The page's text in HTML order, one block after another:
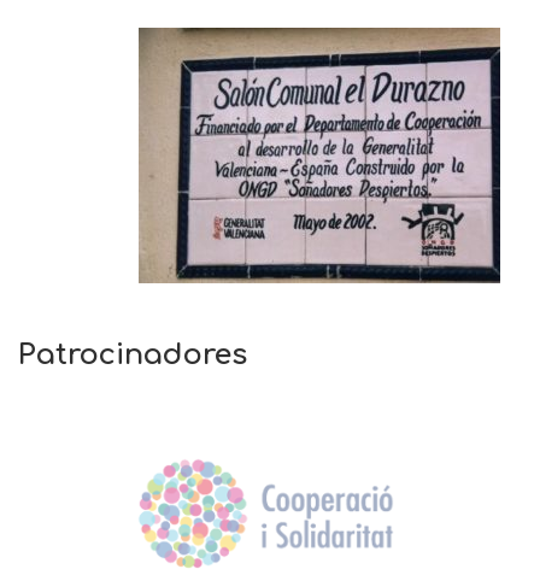
Patrocinadores